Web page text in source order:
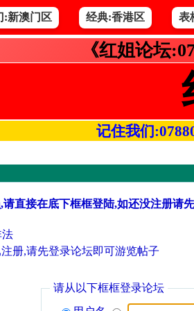
:新澳门区 经典:香港区 表
《红姐论坛
记住我们
直接在底下框框登陆,如还没注册请
册,请先登录论坛即可游览帖子
请从以下框框登录论坛